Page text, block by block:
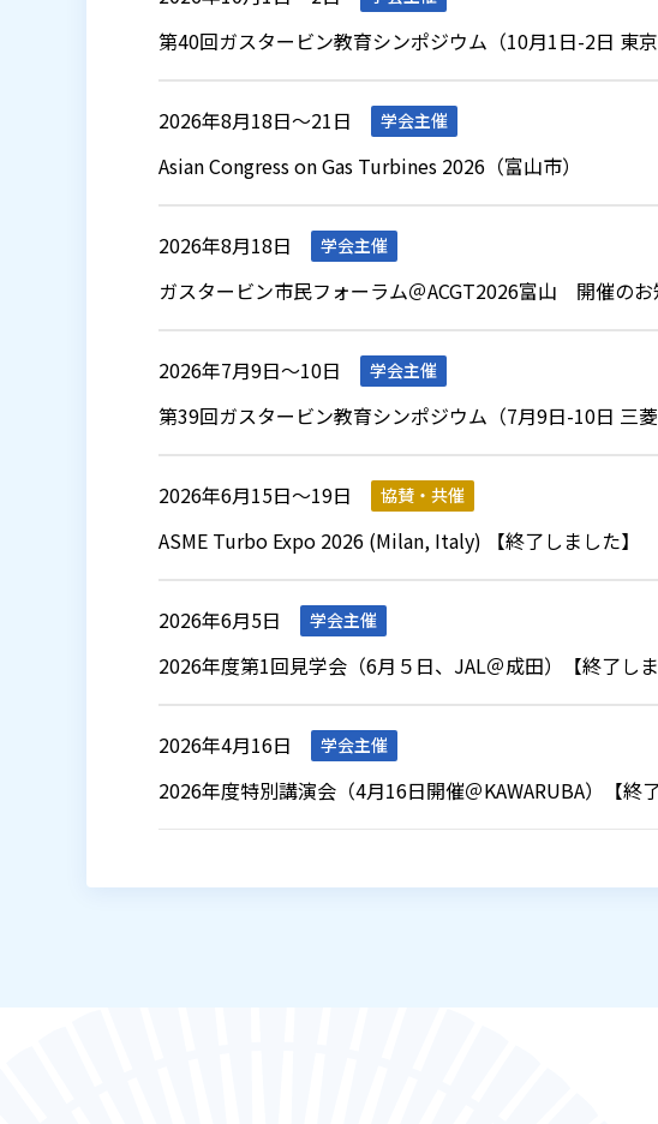
2012.08.08 東日本大震災におけるガスタービン設備の信頼性
2010.02.09 ターボ機械用ガステーブルが公開になりました。
第40回ガスタービン教育シンポジウム（10月1日-2日 東
2026年8月18日～21日 学会主催
Asian Congress on Gas Turbines 2026（富山市）
2026年8月18日 学会主催
ガスタービン市民フォーラム＠ACGT2026富山 開催のお
2026年7月9日～10日 学会主催
第39回ガスタービン教育シンポジウム（7月9日-10日 三
2026年6月15日～19日 協賛・共催
ASME Turbo Expo 2026 (Milan, Italy) 【終了しました】
2026年6月5日 学会主催
2026年度第1回見学会（6月５日、JAL＠成田）【終了しま
2026年4月16日 学会主催
2026年度特別講演会（4月16日開催＠KAWARUBA）【終